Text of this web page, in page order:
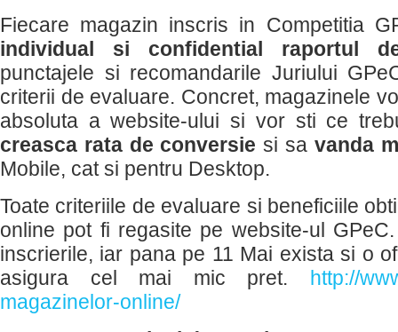
Fiecare magazin inscris in Competitia
individual si confidential raportul
punctajele si recomandarile Juriului
criterii de evaluare. Concret, magazinele
absoluta a website-ului si vor sti ce
creasca rata de conversie si sa vanda
Mobile, cat si pentru Desktop.
Toate criteriile de evaluare si beneficiile
online pot fi regasite pe website-ul
inscrierile, iar pana pe 11 Mai exista si o
asigura cel mai mic pret. http://
magazinelor-online/